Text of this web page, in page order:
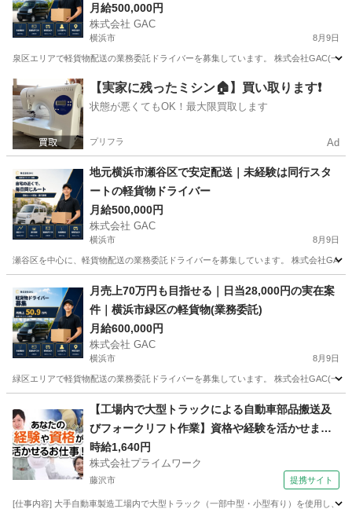
月給500,000円
株式会社 GAC
横浜市 8月9日
泉区エリアで軽貨物配送の業務委託ドライバーを募集しています。 株式会社GAC(一
横浜市 ドライバー 貨物
【実家に残ったミシン🏠】買い取ります❗️
状態が悪くてもOK！最大限買取します
プリフラ Ad
地元横浜市瀬谷区で安定配送｜未経験は同行スタ
ートの軽貨物ドライバー
月給500,000円
株式会社 GAC
横浜市 8月9日
瀬谷区を中心に、軽貨物配送の業務委託ドライバーを募集しています。 株式会社
ドライバー 貨物
月売上70万円も目指せる｜日当28,000円の実在案
件｜横浜市緑区の軽貨物(業務委託)
月給600,000円
株式会社 GAC
横浜市 8月9日
緑区エリアで軽貨物配送の業務委託ドライバーを募集しています。 株式会社GAC(一
ドライバー 貨物
【工場内で大型トラックによる自動車部品搬送及
びフォークリフト作業】資格や経験を活かせま
す！
時給1,640円
株式会社プライムワーク
藤沢市 提携サイト
[仕事内容] 大手自動車製造工場内で大型トラック（一部中型・小型有り）を使用